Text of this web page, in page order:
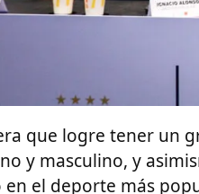
que logre tener un
y masculino, y
en el deporte más